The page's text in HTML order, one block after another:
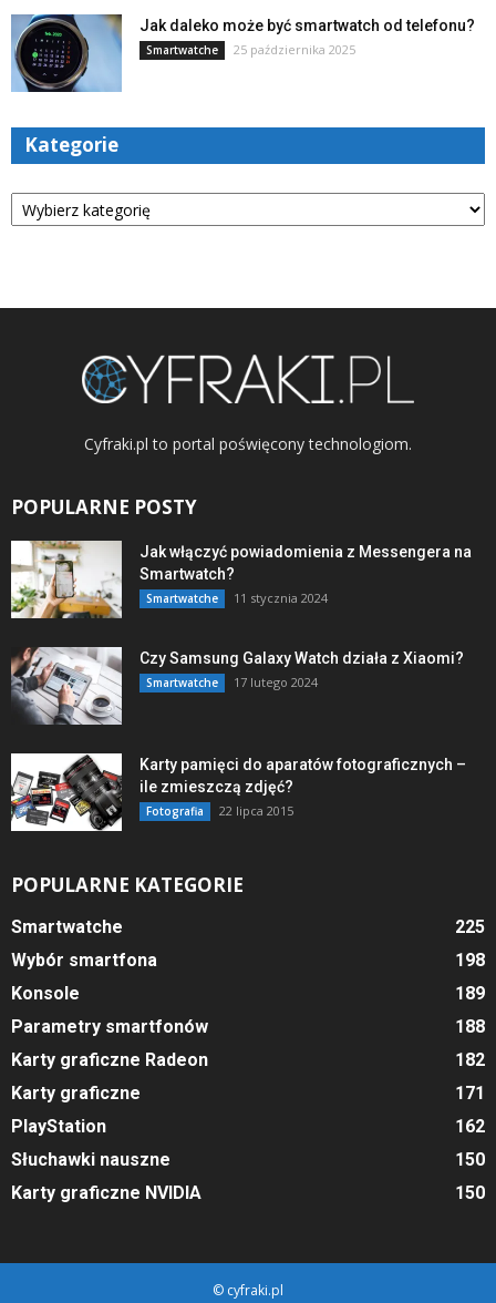
Jak daleko może być smartwatch od telefonu?
Smartwatche 25 października 2025
Kategorie
Kategorie
Cyfraki.pl to portal poświęcony technologiom.
POPULARNE POSTY
Jak włączyć powiadomienia z Messengera na
Smartwatch?
Smartwatche 11 stycznia 2024
Czy Samsung Galaxy Watch działa z Xiaomi?
Smartwatche 17 lutego 2024
Karty pamięci do aparatów fotograficznych –
ile zmieszczą zdjęć?
Fotografia 22 lipca 2015
POPULARNE KATEGORIE
Smartwatche
225
Wybór smartfona
198
Konsole
189
Parametry smartfonów
188
Karty graficzne Radeon
182
Karty graficzne
171
PlayStation
162
Słuchawki nauszne
150
Karty graficzne NVIDIA
150
© cyfraki.pl